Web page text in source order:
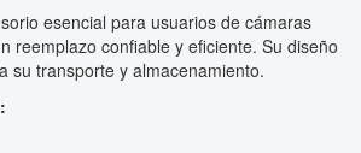
esencial para usuarios de cámaras
reemplazo confiable y eficiente. Su diseño
su transporte y almacenamiento.